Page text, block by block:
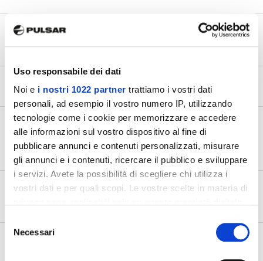
Uso responsabile dei dati
Noi e i nostri 1022 partner trattiamo i vostri dati
personali, ad esempio il vostro numero IP, utilizzando
tecnologie come i cookie per memorizzare e accedere
alle informazioni sul vostro dispositivo al fine di
pubblicare annunci e contenuti personalizzati, misurare
gli annunci e i contenuti, ricercare il pubblico e sviluppare
i servizi. Avete la possibilità di scegliere chi utilizza i
vostri dati e per quali scopi. Le vostre scelte in materia di
modificare o revocare il proprio consenso in qualsiasi
momento dalla Dichiarazione sui cookie o facendo clic
Selezione
delNecessari
Why do I need to turn on Location (GPS) on
my phone to connect to my device?
Does the app support motion detection?
My Pulsar device was stolen. Can you track it
using GPS or its IP address when connected
via Stream Vision 2?
Why won’t the app accept the verification